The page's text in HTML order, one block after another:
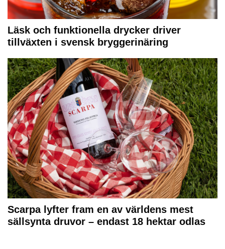
Läsk och funktionella drycker driver
tillväxten i svensk bryggerinäring
Scarpa lyfter fram en av världens mest
sällsynta druvor – endast 18 hektar odlas